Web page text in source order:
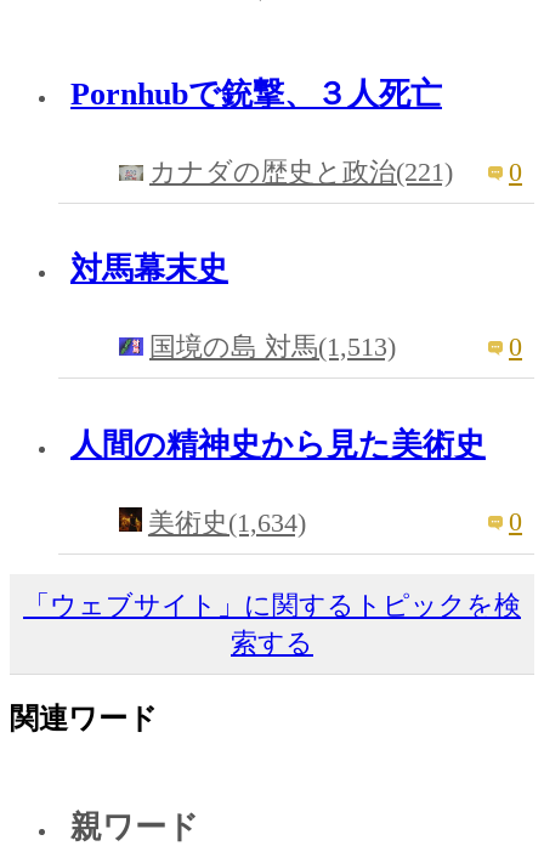
Pornhubで銃撃、３人死亡
カナダの歴史と政治(221) 0
対馬幕末史
国境の島 対馬(1,513) 0
人間の精神史から見た美術史
美術史(1,634) 0
「ウェブサイト」に関するトピックを検
索する
関連ワード
親ワード